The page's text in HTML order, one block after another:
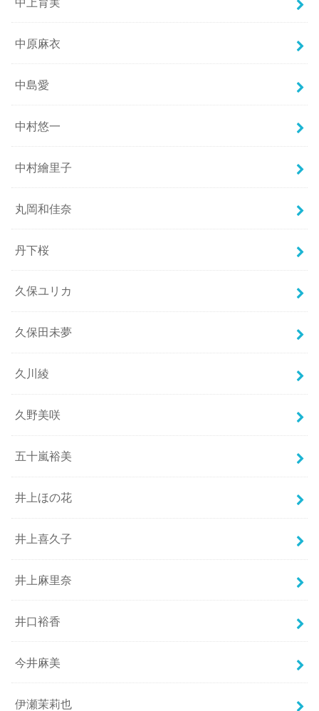
中原麻衣
中島愛
中村悠一
中村繪里子
丸岡和佳奈
丹下桜
久保ユリカ
久保田未夢
久川綾
久野美咲
五十嵐裕美
井上ほの花
井上喜久子
井上麻里奈
井口裕香
今井麻美
伊瀬茉莉也